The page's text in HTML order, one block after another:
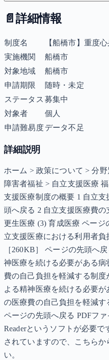
📄 詳細情報
制度名
【船橋市】重度
実施機関
船橋市
対象地域
船橋市
申請期限
随時・未定
ステータス 募集中
対象者
個人
申請難易度データ不足
詳細説明
ホーム > 政策について > 分
障害者福祉 > 自立支援医療
支援医療制度の概要 1 自立
頭へ戻る 2 自立支援医療費
更生医療 (3) 育成医療 ページ
立支援医療における利用者負
［260KB］ ページの先頭へ
神医療を続ける必要がある
費の自己負担を軽減する制
よる精神医療を続ける必要
の医療費の自己負担を軽減す
ページの先頭へ戻る PDFフ
Readerというソフトが必要で
されていますので、こちら
い。